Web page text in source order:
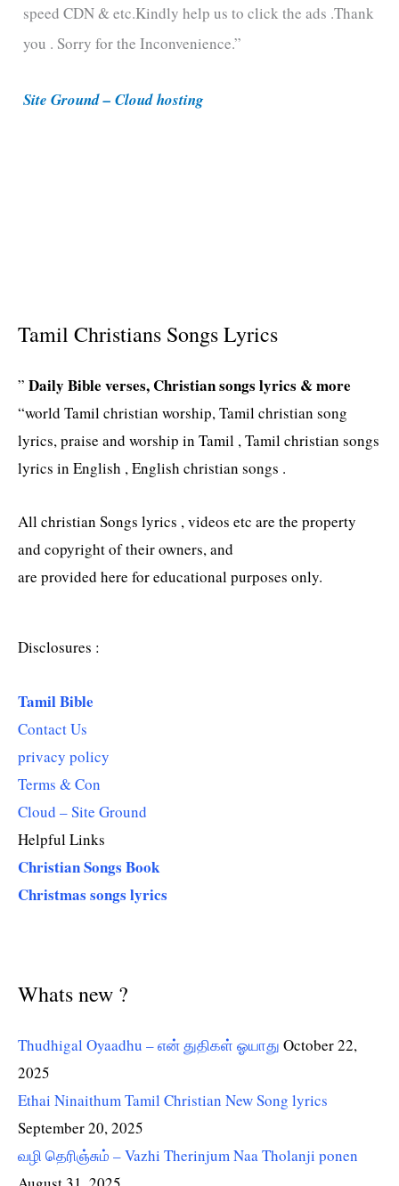
o
r
e
speed CDN & etc.Kindly help us to click the ads .Thank
you . Sorry for the Inconvenience.”
Site Ground – Cloud hosting
Tamil Christians Songs Lyrics
” Daily Bible verses, Christian songs lyrics & more
“world Tamil christian worship, Tamil christian song
lyrics, praise and worship in Tamil , Tamil christian songs
lyrics in English , English christian songs .
All christian Songs lyrics , videos etc are the property
and copyright of their owners, and
are provided here for educational purposes only.
Disclosures :
Tamil Bible
Contact Us
privacy policy
Terms & Con
Cloud – Site Ground
Helpful Links
Christian Songs Book
Christmas songs lyrics
Whats new ?
Thudhigal Oyaadhu – என் துதிகள் ஓயாது October 22,
2025
Ethai Ninaithum Tamil Christian New Song lyrics
September 20, 2025
வழி தெரிஞ்சும் – Vazhi Therinjum Naa Tholanji ponen